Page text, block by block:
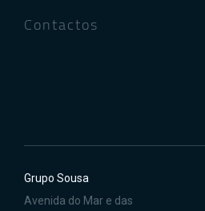
Contactos
Grupo Sousa
Avenida do Mar e das